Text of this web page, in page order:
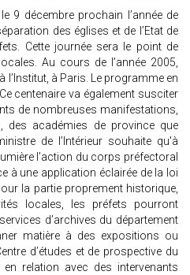
9 décembre prochain l’année de
des églises et de l’Etat de
Cette journée sera le point de
Au cours de l’année 2005,
à Paris. Le programme en
centenaire va également susciter
de nombreuses manifestations,
des académies de province que
de l’Intérieur souhaite qu'à
l’action du corps préfectoral
à une application éclairée de la loi
la partie proprement historique,
locales, les préfets pourront
d’archives du département
matière à des expositions ou
d’études et de prospective du
relation avec des intervenants